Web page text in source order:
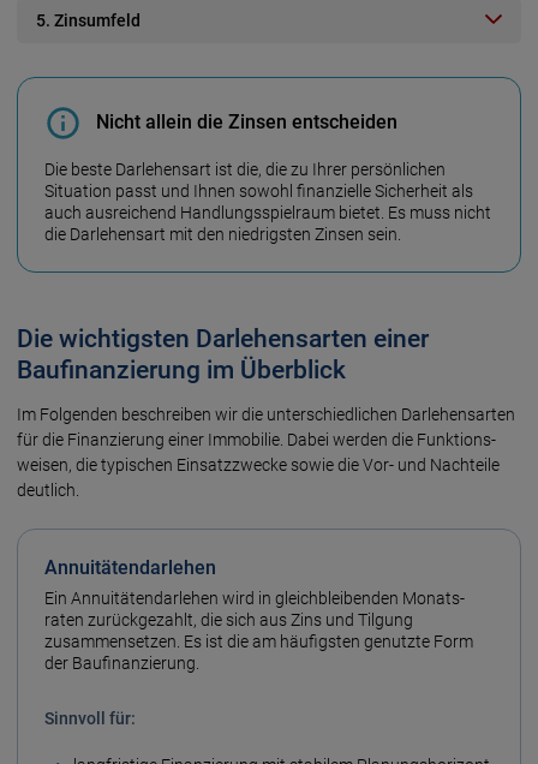
5. Zinsumfeld
Nicht allein die Zinsen entscheiden
Die beste Darlehens­art ist die, die zu Ihrer persönlichen
Situation passt und Ihnen sowohl finanzielle Sicher­heit als
auch aus­reichend Handlungs­spielraum bietet. Es muss nicht
die Darlehens­art mit den niedrigsten Zinsen sein.
Die wichtigsten Darlehensarten einer
Baufinanzierung im Überblick
Im Folgenden beschreiben wir die unter­schiedlichen Darlehens­arten
für die Finanzierung einer Immobilie. Dabei werden die Funktions­
weisen, die typischen Einsatz­zwecke sowie die Vor- und Nach­teile
deutlich.
Annuitäten­darlehen
Ein Annuitäten­darlehen wird in gleich­bleibenden Monats­
raten zurück­gezahlt, die sich aus Zins und Tilgung
zusammen­setzen. Es ist die am häufigsten genutzte Form
der Bau­finanzierung.
Sinn­voll für: